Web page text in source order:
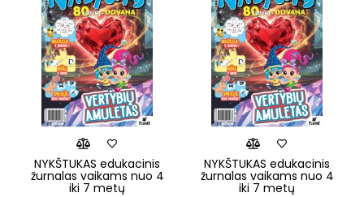
NYKŠTUKAS edukacinis
žurnalas vaikams nuo 4
iki 7 metų
NYKŠTUKAS edukacinis
žurnalas vaikams nuo 4
iki 7 metų